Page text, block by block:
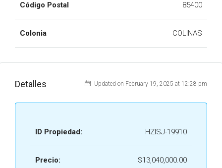
Código Postal 85400
Colonia COLINAS
Detalles Updated on February 19, 2025 at 12:28 pm
ID Propiedad: HZISJ-19910
Precio: $13,040,000.00